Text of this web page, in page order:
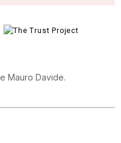
Mauro Davide.